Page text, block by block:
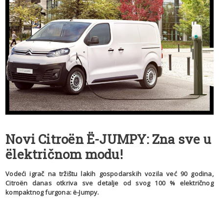
Novi Citroën Ë-JUMPY: Zna sve u
ëlektričnom modu!
Vodeći igrač na tržištu lakih gospodarskih vozila već 90 godina,
Citroën danas otkriva sve detalje od svog 100 % električnog
kompaktnog furgona: ë-Jumpy.